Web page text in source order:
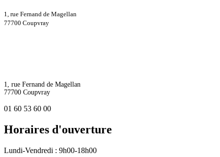
1, rue Fernand de Magellan
77700 Coupvray
1, rue Fernand de Magellan
77700 Coupvray
01 60 53 60 00
Horaires d'ouverture
Lundi-Vendredi : 9h00-18h00